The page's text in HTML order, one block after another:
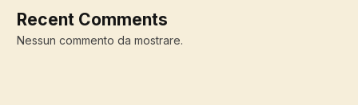
Recent Comments
Nessun commento da mostrare.